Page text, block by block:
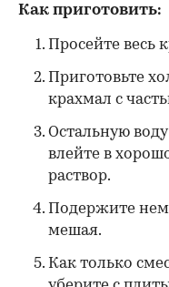
Как приготовить:
Просейте весь
Приготовьте
крахмал с
Остальную
влейте в
раствор.
Подержите
мешая.
Как только